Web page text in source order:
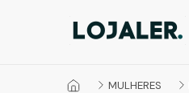
MULHERES